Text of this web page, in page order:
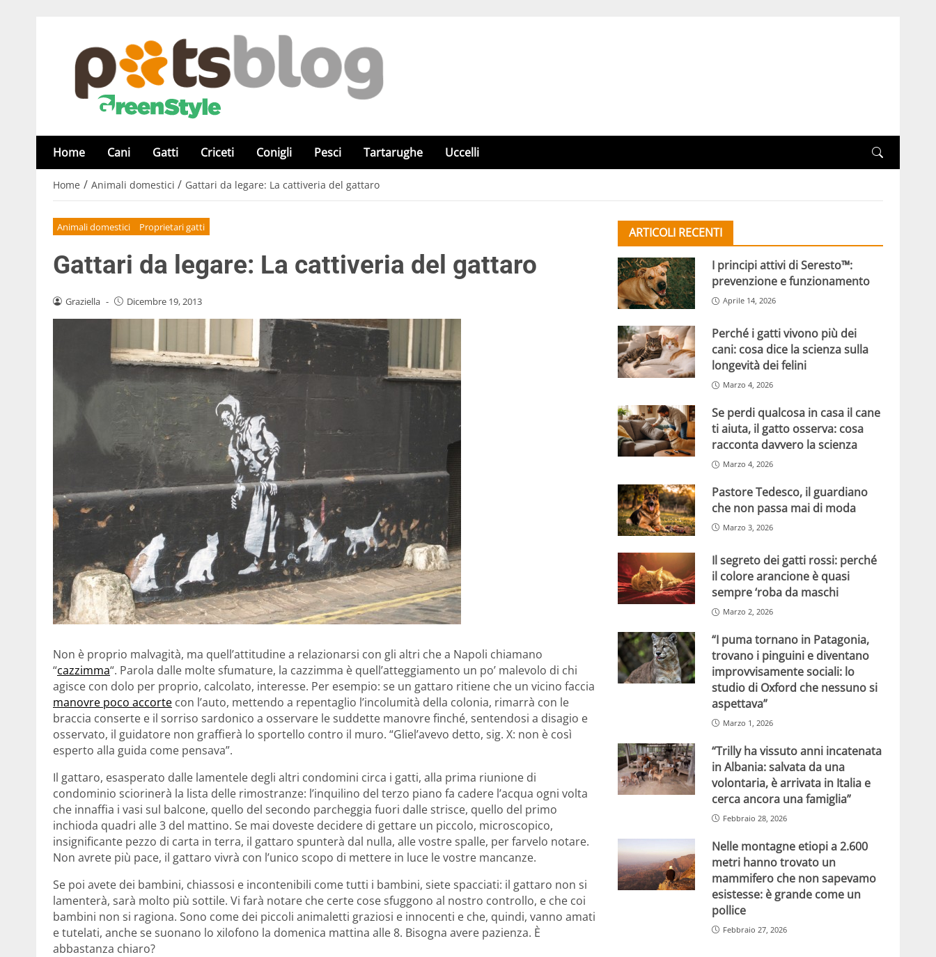
Home Cani Gatti Criceti Conigli Pesci Tartarughe Uccelli
Home / Animali domestici / Gattari da legare: La cattiveria del gattaro
Animali domestici Proprietari gatti
Gattari da legare: La cattiveria del gattaro
Graziella - Dicembre 19, 2013
Non è proprio malvagità, ma quell’attitudine a relazionarsi con gli altri che a Napoli chiamano
“cazzimma“. Parola dalle molte sfumature, la cazzimma è quell’atteggiamento un po’ malevolo di chi
agisce con dolo per proprio, calcolato, interesse. Per esempio: se un gattaro ritiene che un vicino faccia
manovre poco accorte con l’auto, mettendo a repentaglio l’incolumità della colonia, rimarrà con le
braccia conserte e il sorriso sardonico a osservare le suddette manovre finché, sentendosi a disagio e
osservato, il guidatore non graffierà lo sportello contro il muro. “Gliel’avevo detto, sig. X: non è così
esperto alla guida come pensava”.
Il gattaro, esasperato dalle lamentele degli altri condomini circa i gatti, alla prima riunione di
condominio sciorinerà la lista delle rimostranze: l’inquilino del terzo piano fa cadere l’acqua ogni volta
che innaffia i vasi sul balcone, quello del secondo parcheggia fuori dalle strisce, quello del primo
inchioda quadri alle 3 del mattino. Se mai doveste decidere di gettare un piccolo, microscopico,
insignificante pezzo di carta in terra, il gattaro spunterà dal nulla, alle vostre spalle, per farvelo notare.
Non avrete più pace, il gattaro vivrà con l’unico scopo di mettere in luce le vostre mancanze.
Se poi avete dei bambini, chiassosi e incontenibili come tutti i bambini, siete spacciati: il gattaro non si
lamenterà, sarà molto più sottile. Vi farà notare che certe cose sfuggono al nostro controllo, e che coi
bambini non si ragiona. Sono come dei piccoli animaletti graziosi e innocenti e che, quindi, vanno amati
e tutelati, anche se suonano lo xilofono la domenica mattina alle 8. Bisogna avere pazienza. È
abbastanza chiaro?
ARTICOLI RECENTI
I principi attivi di Seresto™:
prevenzione e funzionamento
Aprile 14, 2026
Perché i gatti vivono più dei
cani: cosa dice la scienza sulla
longevità dei felini
Marzo 4, 2026
Se perdi qualcosa in casa il cane
ti aiuta, il gatto osserva: cosa
racconta davvero la scienza
Marzo 4, 2026
Pastore Tedesco, il guardiano
che non passa mai di moda
Marzo 3, 2026
Il segreto dei gatti rossi: perché
il colore arancione è quasi
sempre ‘roba da maschi
Marzo 2, 2026
“I puma tornano in Patagonia,
trovano i pinguini e diventano
improvvisamente sociali: lo
studio di Oxford che nessuno si
aspettava”
Marzo 1, 2026
“Trilly ha vissuto anni incatenata
in Albania: salvata da una
volontaria, è arrivata in Italia e
cerca ancora una famiglia”
Febbraio 28, 2026
Nelle montagne etiopi a 2.600
metri hanno trovato un
mammifero che non sapevamo
esistesse: è grande come un
pollice
Febbraio 27, 2026